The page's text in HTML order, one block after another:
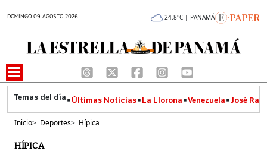
DOMINGO 09 AGOSTO 2026 24.8°C | PANAMÁ
Últimas Noticias La Llorona Venezuela José
Inicio> Deportes> Hípica
HÍPICA